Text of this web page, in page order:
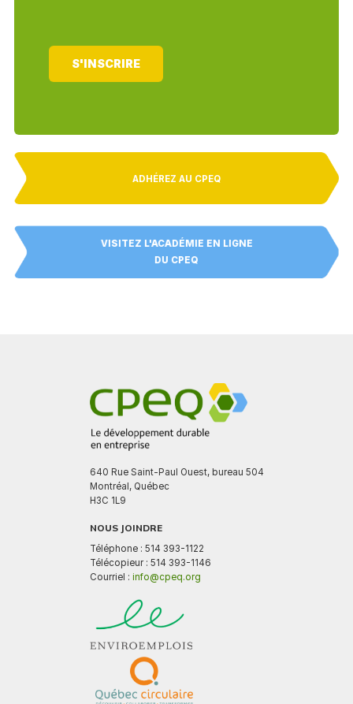
S'INSCRIRE
ADHÉREZ AU CPEQ
VISITEZ L'ACADÉMIE EN LIGNE
DU CPEQ
640 Rue Saint-Paul Ouest, bureau 504
Montréal, Québec
H3C 1L9
NOUS JOINDRE
Téléphone : 514 393-1122
Télécopieur : 514 393-1146
Courriel : info@cpeq.org